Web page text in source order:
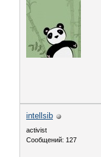
intellsib
activist
Сообщений: 127